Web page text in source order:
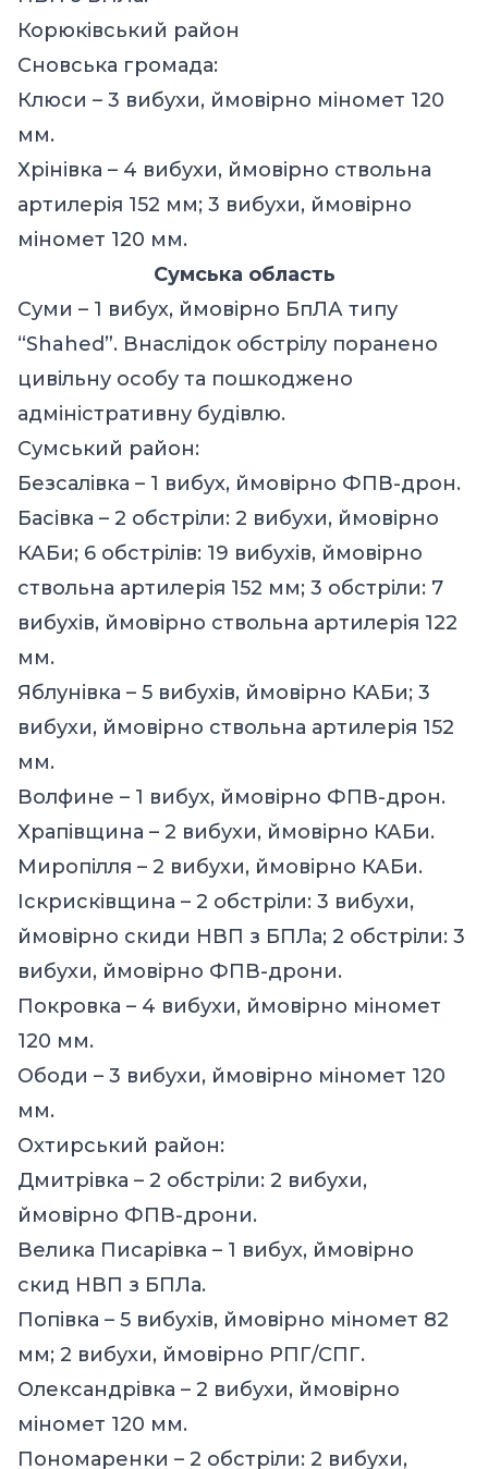
Корюківський район
Сновська громада:
Клюси – 3 вибухи, ймовірно міномет 120
мм.
Хрінівка – 4 вибухи, ймовірно ствольна
артилерія 152 мм; 3 вибухи, ймовірно
міномет 120 мм.
Сумська область
Суми – 1 вибух, ймовірно БпЛА типу
“Shahed”. Внаслідок обстрілу поранено
цивільну особу та пошкоджено
адміністративну будівлю.
Сумський район:
Безсалівка – 1 вибух, ймовірно ФПВ-дрон.
Басівка – 2 обстріли: 2 вибухи, ймовірно
КАБи; 6 обстрілів: 19 вибухів, ймовірно
ствольна артилерія 152 мм; 3 обстріли: 7
вибухів, ймовірно ствольна артилерія 122
мм.
Яблунівка – 5 вибухів, ймовірно КАБи; 3
вибухи, ймовірно ствольна артилерія 152
мм.
Волфине – 1 вибух, ймовірно ФПВ-дрон.
Храпівщина – 2 вибухи, ймовірно КАБи.
Миропілля – 2 вибухи, ймовірно КАБи.
Іскрисківщина – 2 обстріли: 3 вибухи,
ймовірно скиди НВП з БПЛа; 2 обстріли: 3
вибухи, ймовірно ФПВ-дрони.
Покровка – 4 вибухи, ймовірно міномет
120 мм.
Ободи – 3 вибухи, ймовірно міномет 120
мм.
Охтирський район:
Дмитрівка – 2 обстріли: 2 вибухи,
ймовірно ФПВ-дрони.
Велика Писарівка – 1 вибух, ймовірно
скид НВП з БПЛа.
Попівка – 5 вибухів, ймовірно міномет 82
мм; 2 вибухи, ймовірно РПГ/СПГ.
Олександрівка – 2 вибухи, ймовірно
міномет 120 мм.
Пономаренки – 2 обстріли: 2 вибухи,